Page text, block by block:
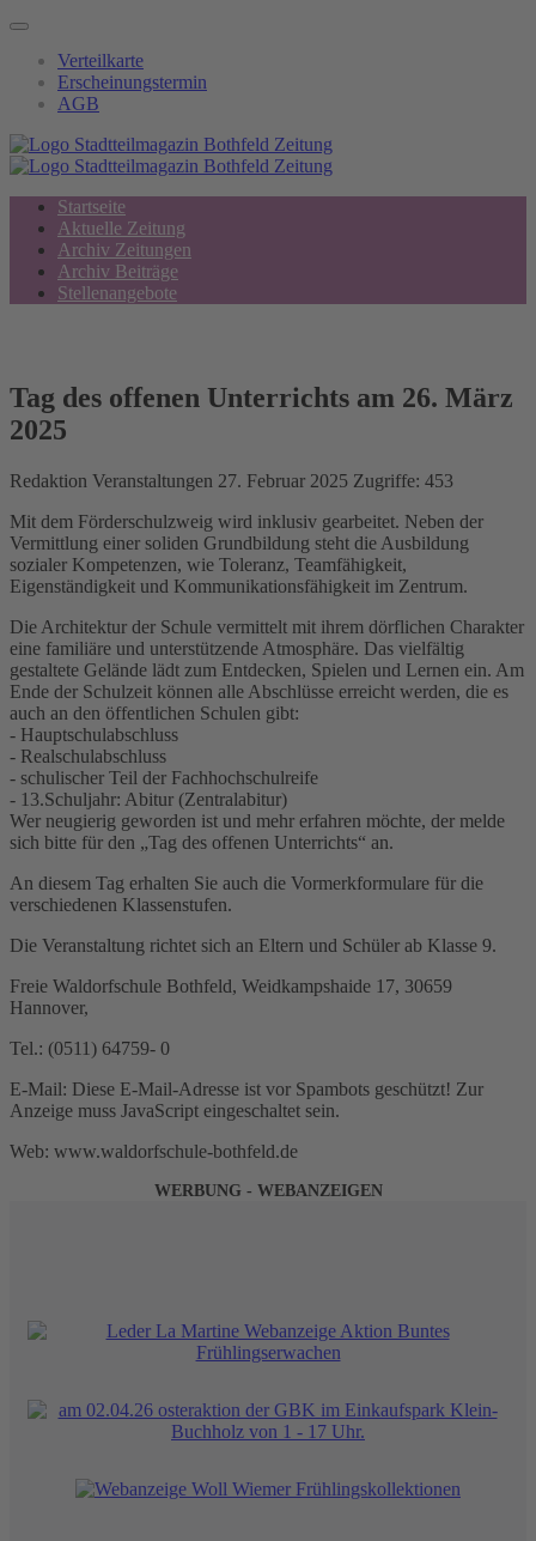
Verteilkarte
Erscheinungstermin
AGB
Startseite
Aktuelle Zeitung
Archiv Zeitungen
Archiv Beiträge
Stellenangebote
Tag des offenen Unterrichts am 26. März
2025
Redaktion Veranstaltungen 27. Februar 2025 Zugriffe: 453
Mit dem Förderschulzweig wird inklusiv gearbeitet. Neben der
Vermittlung einer soliden Grundbildung steht die Ausbildung
sozialer Kompetenzen, wie Toleranz, Teamfähigkeit,
Eigenständigkeit und Kommunikationsfähigkeit im Zentrum.
Die Architektur der Schule vermittelt mit ihrem dörflichen Charakter
eine familiäre und unterstützende Atmosphäre. Das vielfältig
gestaltete Gelände lädt zum Entdecken, Spielen und Lernen ein. Am
Ende der Schulzeit können alle Abschlüsse erreicht werden, die es
auch an den öffentlichen Schulen gibt:
- Hauptschulabschluss
- Realschulabschluss
- schulischer Teil der Fachhochschulreife
- 13.Schuljahr: Abitur (Zentralabitur)
Wer neugierig geworden ist und mehr erfahren möchte, der melde
sich bitte für den „Tag des offenen Unterrichts“ an.
An diesem Tag erhalten Sie auch die Vormerkformulare für die
verschiedenen Klassenstufen.
Die Veranstaltung richtet sich an Eltern und Schüler ab Klasse 9.
Freie Waldorfschule Bothfeld, Weidkampshaide 17, 30659
Hannover,
Tel.: (0511) 64759- 0
E-Mail: Diese E-Mail-Adresse ist vor Spambots geschützt! Zur
Anzeige muss JavaScript eingeschaltet sein.
Web: www.waldorfschule-bothfeld.de
WERBUNG - WEBANZEIGEN